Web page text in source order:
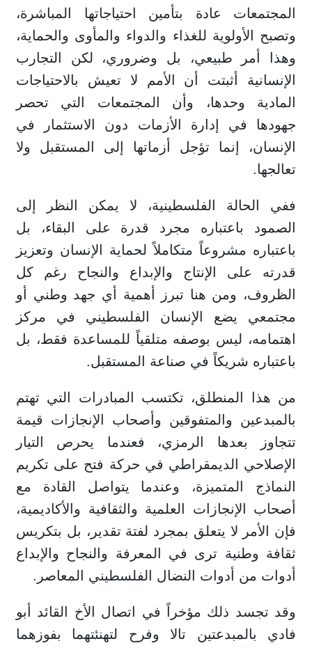
المجتمعات عادة بتأمين احتياجاتها المباشرة،
وتصبح الأولوية للغذاء والدواء والمأوى والحماية،
وهذا أمر طبيعي، بل وضروري، لكن التجارب
الإنسانية أثبتت أن الأمم لا تعيش بالاحتياجات
المادية وحدها، وأن المجتمعات التي تحصر
جهودها في إدارة الأزمات دون الاستثمار في
الإنسان، إنما تؤجل أزماتها إلى المستقبل ولا
تعالجها.
ففي الحالة الفلسطينية، لا يمكن النظر إلى
الصمود باعتباره مجرد قدرة على البقاء، بل
باعتباره مشروعاً متكاملاً لحماية الإنسان وتعزيز
قدرته على الإنتاج والإبداع والنجاح رغم كل
الظروف، ومن هنا تبرز أهمية أي جهد وطني أو
مجتمعي يضع الإنسان الفلسطيني في مركز
اهتمامه، ليس بوصفه متلقياً للمساعدة فقط، بل
باعتباره شريكاً في صناعة المستقبل.
من هذا المنطلق، تكتسب المبادرات التي تهتم
بالمبدعين والمتفوقين وأصحاب الإنجازات قيمة
تتجاوز بعدها الرمزي، فعندما يحرص التيار
الإصلاحي الديمقراطي في حركة فتح على تكريم
النماذج المتميزة، وعندما يتواصل القادة مع
أصحاب الإنجازات العلمية والثقافية والأكاديمية،
فإن الأمر لا يتعلق بمجرد لفتة تقدير، بل بتكريس
ثقافة وطنية ترى في المعرفة والنجاح والإبداع
أدوات من أدوات النضال الفلسطيني المعاصر.
وقد تجسد ذلك مؤخراً في اتصال الأخ القائد أبو
فادي بالمبدعتين تالا وفرح لتهنئتهما بفوزهما